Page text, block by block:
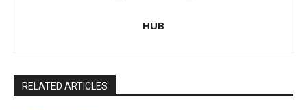
HUB
RELATED ARTICLES